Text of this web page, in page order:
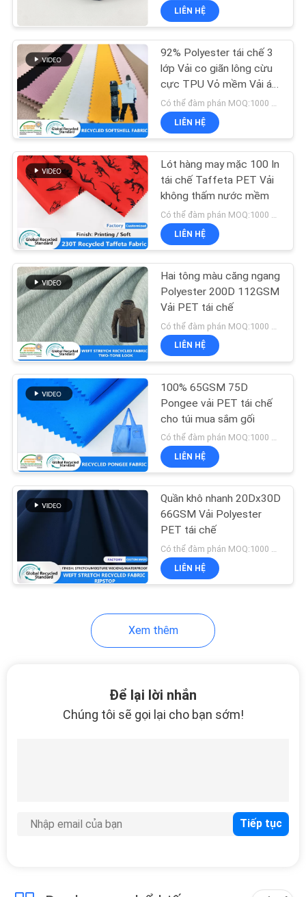
TIN
TỨC
CÁC
TRƯỜNG
HỢP
COMPANY
NEWS
SƠ
ĐỒ
TRANG
WEB
PRIVACY
POLICY
Vải PET tái chế
57
Vải Polyester tráng
41
Vải Nylon mềm
31
Faux Suede Vải
Cationic Vải
LIÊN HỆ
92% Polyester tái chế 3
lớp Vải co giãn lông cừu
cực TPU Vỏ mềm Vải áo
khoác trượt tuyết
LIÊN HỆ
Lót hàng may mặc 100 In
tái chế Taffeta PET Vải
không thấm nước mềm
LIÊN HỆ
Hai tông màu căng ngang
Polyester 200D 112GSM
Vải PET tái chế
LIÊN HỆ
100% 65GSM 75D
Pongee vải PET tái chế
cho túi mua sắm gối
Có thể đàm phán MOQ:1000 MTRS
LIÊN HỆ
Quần khô nhanh 20Dx30D
66GSM Vải Polyester
PET tái chế
Có thể đàm phán MOQ:1000 Mtrs / màu
LIÊN HỆ
Xem thêm
Để lại lời nhắn
Chúng tôi sẽ gọi lại cho bạn sớm!